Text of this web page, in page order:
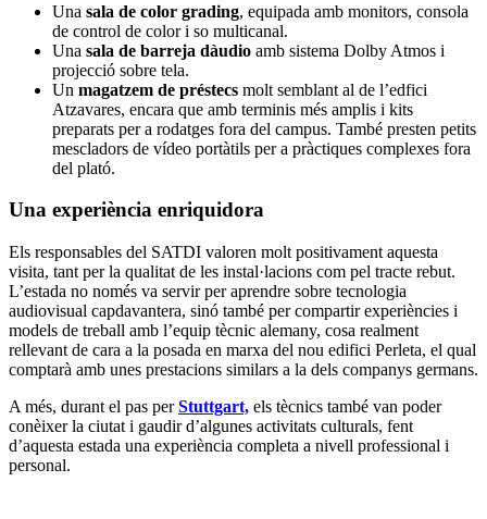
Una sala de color grading, equipada amb monitors, consola
de control de color i so multicanal.
Una sala de barreja dàudio amb sistema Dolby Atmos i
projecció sobre tela.
Un magatzem de préstecs molt semblant al de l’edfici
Atzavares, encara que amb terminis més amplis i kits
preparats per a rodatges fora del campus. També presten petits
mescladors de vídeo portàtils per a pràctiques complexes fora
del plató.
Una experiència enriquidora
Els responsables del SATDI valoren molt positivament aquesta
visita, tant per la qualitat de les instal·lacions com pel tracte rebut.
L’estada no només va servir per aprendre sobre tecnologia
audiovisual capdavantera, sinó també per compartir experiències i
models de treball amb l’equip tècnic alemany, cosa realment
rellevant de cara a la posada en marxa del nou edifici Perleta, el qual
comptarà amb unes prestacions similars a la dels companys germans.
A més, durant el pas perStuttgart, els tècnics també van poder
conèixer la ciutat i gaudir d’algunes activitats culturals, fent
d’aquesta estada una experiència completa a nivell professional i
personal.